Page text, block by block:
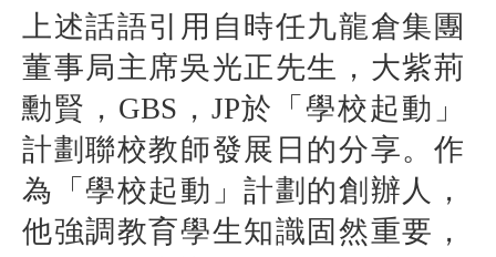
上述話語引用自時任九龍倉集團
董事局主席吳光正先生，大紫荊
勳賢， GBS ， JP於「學校起動」
計劃聯校教師發展日的分享。作
為「學校起動」計劃的創辦人，
他強調教育學生知識固然重要，